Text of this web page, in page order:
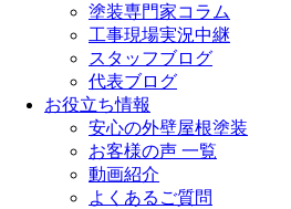
塗装専門家コラム
工事現場実況中継
スタッフブログ
代表ブログ
お役立ち情報
安心の外壁屋根塗装
お客様の声 一覧
動画紹介
よくあるご質問